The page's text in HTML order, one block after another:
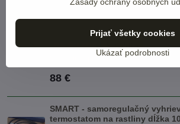
NA SKLADE NOVINKA
Viď status produktu
88 €
SMART - samoregulačný
termostatom na rastliny dĺžka
Ukázať podrobnosti
Prijať všetky cookies